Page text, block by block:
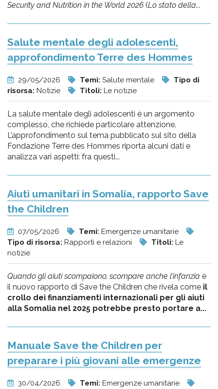
Security and Nutrition in the World 2026 (Lo stato della...
Salute mentale degli adolescenti,
approfondimento Terre des Hommes
29/05/2026 Temi: Salute mentale
Tipo di
risorsa: Notizie Titoli: Le notizie
La salute mentale degli adolescenti è un argomento
complesso, che richiede particolare attenzione.
L’approfondimento sul tema pubblicato sul sito della
Fondazione Terre des Hommes riporta alcuni dati e
analizza vari aspetti: fra questi...
Aiuti umanitari in Somalia, rapporto Save
the Children
07/05/2026 Temi: Emergenze umanitarie
Tipo di risorsa: Rapporti e relazioni Titoli: Le
notizie
Quando gli aiuti scompaiono, scompare anche l’infanzia è
il nuovo rapporto di Save the Children che rivela come il
crollo dei finanziamenti internazionali per gli aiuti
alla Somalia nel 2025 potrebbe presto portare a...
Manuale Save the Children per
preparare i più giovani alle emergenze
30/04/2026 Temi: Emergenze umanitarie